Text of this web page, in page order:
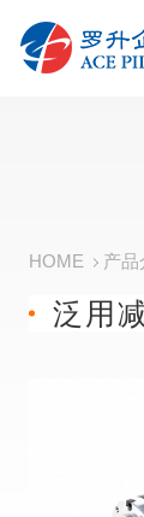
HOME 产品
泛用